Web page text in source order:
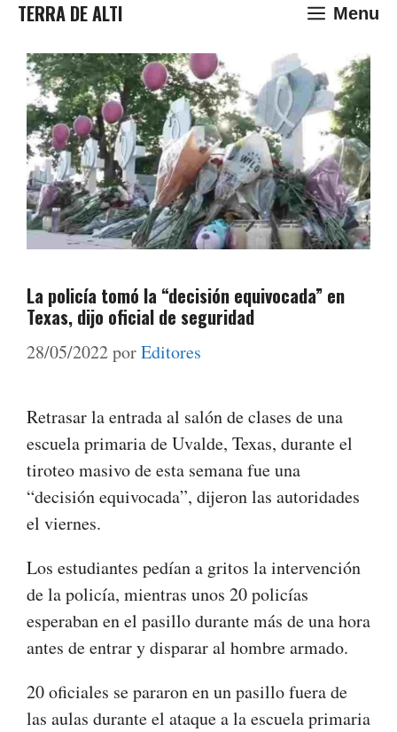
Saltar
contenido
TERRA DE ALTI Menu
La policía tomó la “decisión equivocada” en
Texas, dijo oficial de seguridad
28/05/2022porEditores
Retrasar la entrada al salón de clases de una
escuela primaria de Uvalde, Texas, durante el
tiroteo masivo de esta semana fue una
“decisión equivocada”, dijeron las autoridades
el viernes.
Los estudiantes pedían a gritos la intervención
de la policía, mientras unos 20 policías
esperaban en el pasillo durante más de una hora
antes de entrar y disparar al hombre armado.
20 oficiales se pararon en un pasillo fuera de
las aulas durante el ataque a la escuela primaria